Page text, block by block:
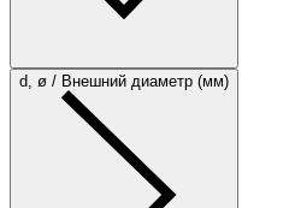
d, ø / Внешний диаметр (мм)